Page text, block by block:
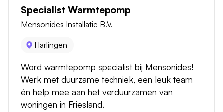
Specialist Warmtepomp
Mensonides Installatie B.V.
Harlingen
Word warmtepomp specialist bij Mensonides!
Werk met duurzame techniek, een leuk team
én help mee aan het verduurzamen van
woningen in Friesland.